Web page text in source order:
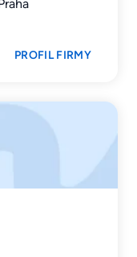
PROFIL FIRMY